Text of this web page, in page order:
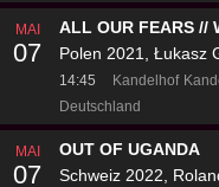
MAI
07
ALL OUR FEARS //
Polen 2021, Łukasz
14:45 Kandelhof
Deutschland
MAI
07
OUT OF UGANDA
Schweiz 2022,